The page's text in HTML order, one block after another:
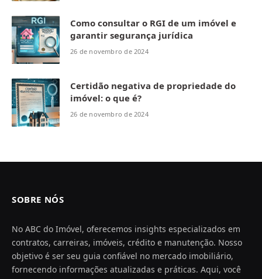
Como consultar o RGI de um imóvel e
garantir segurança jurídica
26 de novembro de 2024
Certidão negativa de propriedade do
imóvel: o que é?
26 de novembro de 2024
SOBRE NÓS
No ABC do Imóvel, oferecemos insights especializados em
contratos, carreiras, imóveis, crédito e manutenção. Nosso
objetivo é ser seu guia confiável no mercado imobiliário,
fornecendo informações atualizadas e práticas. Aqui, você